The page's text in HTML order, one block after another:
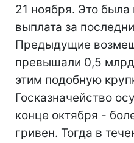
21 ноября. Это
выплата за
Предыдущие
превышали 0,5
этим подобную
Госказначейство
конце октября -
гривен. Тогда в